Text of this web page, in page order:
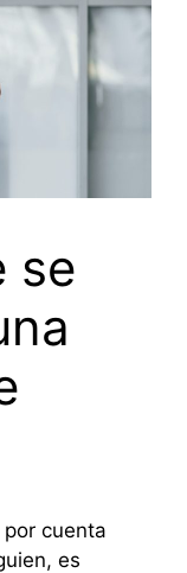
se
cuenta
es